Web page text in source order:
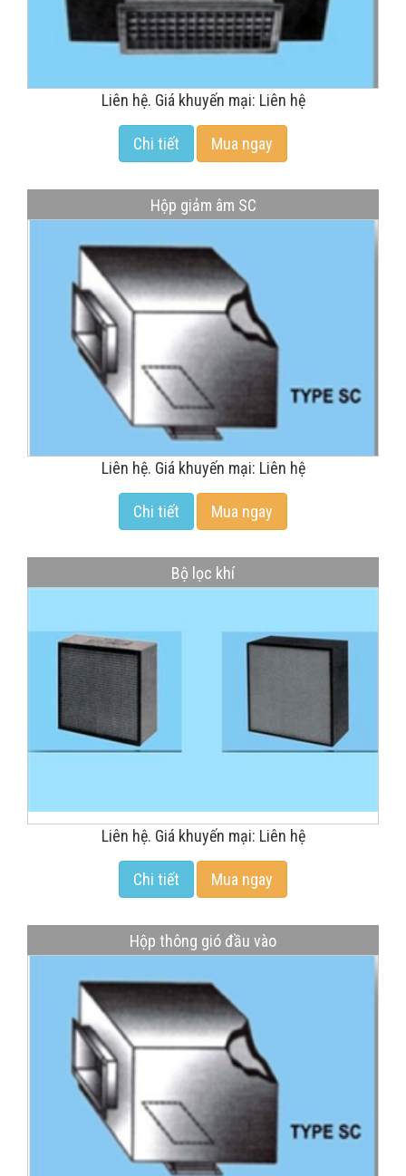
Liên hệ. Giá khuyến mại: Liên hệ
Chi tiết Mua ngay
Hộp giảm âm SC
Liên hệ. Giá khuyến mại: Liên hệ
Chi tiết Mua ngay
Bộ lọc khí
Liên hệ. Giá khuyến mại: Liên hệ
Chi tiết Mua ngay
Hộp thông gió đầu vào